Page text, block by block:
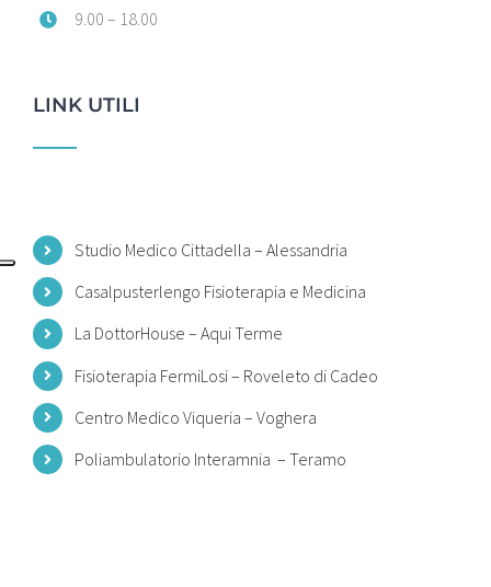
9.00 – 18.00
LINK UTILI
Studio Medico Cittadella – Alessandria
Casalpusterlengo Fisioterapia e Medicina
La DottorHouse – Aqui Terme
Fisioterapia FermiLosi – Roveleto di Cadeo
Centro Medico Viqueria – Voghera
Poliambulatorio Interamnia – Teramo